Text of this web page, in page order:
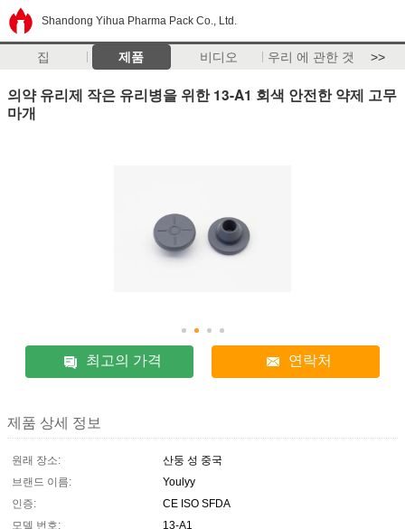
Shandong Yihua Pharma Pack Co., Ltd.
집 제품 비디오 우리 에 관한 것 >>
의약 유리제 작은 유리병을 위한 13-A1 회색 안전한 약제 고무
마개
최고의 가격 연락처
제품 상세 정보
원래 장소:
산둥 성 중국
브랜드 이름:
Youlyy
인증:
CE ISO SFDA
모델 번호:
13-A1